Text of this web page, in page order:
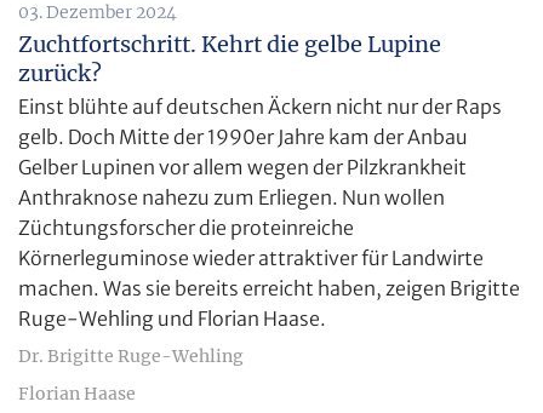
03. Dezember 2024
Zuchtfortschritt. Kehrt die gelbe Lupine
zurück?
Einst blühte auf deutschen Äckern nicht nur der Raps
gelb. Doch Mitte der 1990er Jahre kam der Anbau
Gelber Lupinen vor allem wegen der Pilzkrankheit
Anthraknose nahezu zum Erliegen. Nun wollen
Züchtungsforscher die proteinreiche
Körnerleguminose wieder attraktiver für Landwirte
machen. Was sie bereits erreicht haben, zeigen Brigitte
Ruge-Wehling und Florian Haase.
Dr. Brigitte Ruge-Wehling
Florian Haase